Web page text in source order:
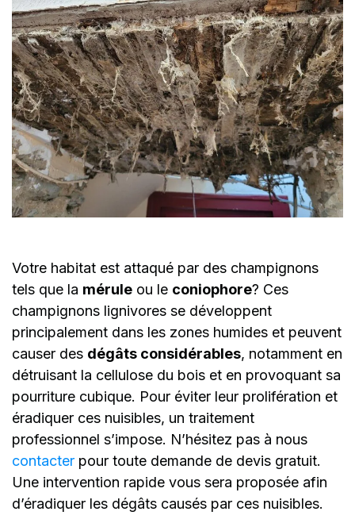
Votre habitat est attaqué par des champignons
tels que la mérule ou le coniophore? Ces
champignons lignivores se développent
principalement dans les zones humides et peuvent
causer des dégâts considérables, notamment en
détruisant la cellulose du bois et en provoquant sa
pourriture cubique. Pour éviter leur prolifération et
éradiquer ces nuisibles, un traitement
professionnel s’impose. N’hésitez pas à nous
contacter pour toute demande de devis gratuit.
Une intervention rapide vous sera proposée afin
d’éradiquer les dégâts causés par ces nuisibles.